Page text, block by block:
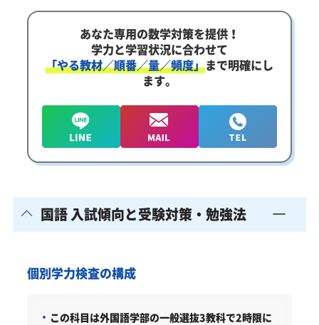
あなた専用の数学対策を提供！
学力と学習状況に合わせて
「やる教材／順番／量／頻度」まで明確にし
ます。
国語 入試傾向と受験対策・勉強法
個別学力検査の構成
この科目は外国語学部の一般選抜3教科で2時限に